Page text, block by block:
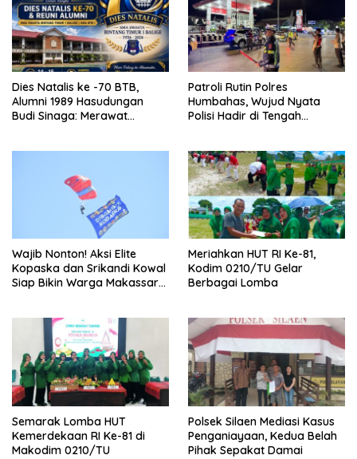
Dies Natalis ke -70 BTB,
Alumni 1989 Hasudungan
Budi Sinaga: Merawat
Patroli Rutin Polres
Humbahas, Wujud Nyata
Polisi Hadir di Tengah
Wajib Nonton! Aksi Elite
Kopaska dan Srikandi Kowal
Siap Bikin Warga Makassar
Meriahkan HUT RI Ke-81,
Kodim 0210/TU Gelar
Berbagai Lomba
Semarak Lomba HUT
Kemerdekaan RI Ke-81 di
Makodim 0210/TU
Polsek Silaen Mediasi Kasus
Penganiayaan, Kedua Belah
Pihak Sepakat Damai